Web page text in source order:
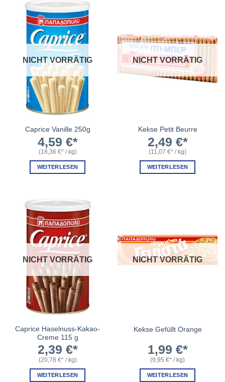
NICHT VORRÄTIG
Caprice Vanille 250g
4,59 €
(18,36 € / kg)
WEITERLESEN
NICHT VORRÄTIG
Kekse Petit Beurre
2,49 €
(11,07 € / kg)
WEITERLESEN
NICHT VORRÄTIG
Caprice Haselnuss-Kakao-
Creme 115 g
2,39 €
(20,78 € /kg)
WEITERLESEN
NICHT VORRÄTIG
Kekse Gefüllt Orange
1,99 €
(9,95 € /kg)
WEITERLESEN